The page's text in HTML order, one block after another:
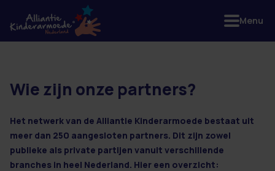
149 resultaten
Wie zijn onze partners?
Het netwerk van de Alliantie Kinderarmoede bestaat uit
meer dan 250 aangesloten partners. Dit zijn zowel
publieke als private partijen vanuit verschillende
branches in heel Nederland. Hier een overzicht:
Menu